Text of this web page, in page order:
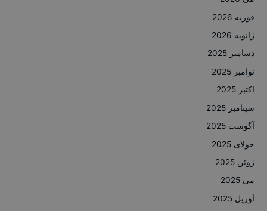
فوریه 2026
ژانویه 2026
دسامبر 2025
نوامبر 2025
اکتبر 2025
سپتامبر 2025
آگوست 2025
جولای 2025
ژوئن 2025
می 2025
آوریل 2025